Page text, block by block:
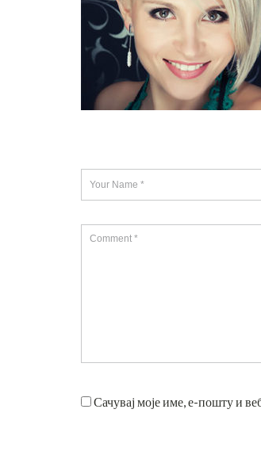
Сачувај моје име, е-пошту и